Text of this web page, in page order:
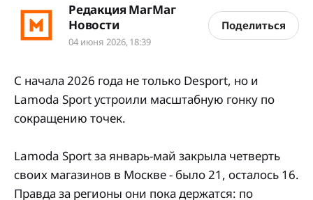
Редакция МагМаг
Новости
04 июня 2026, 18:39
Поделиться
С начала 2026 года не только Desport, но и
Lamoda Sport устроили масштабную гонку по
сокращению точек.
Lamoda Sport за январь-май закрыла четверть
своих магазинов в Москве - было 21, осталось 16.
Правда за регионы они пока держатся: по